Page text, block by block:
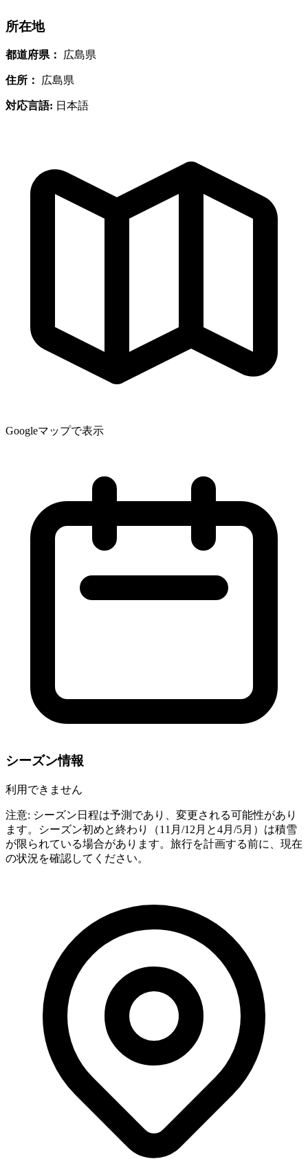
所在地
都道府県： 広島県
住所： 広島県
対応言語: 日本語
Googleマップで表示
シーズン情報
利用できません
注意: シーズン日程は予測であり、変更される可能性があり
ます。シーズン初めと終わり（11月/12月と4月/5月）は積雪
が限られている場合があります。旅行を計画する前に、現在
の状況を確認してください。